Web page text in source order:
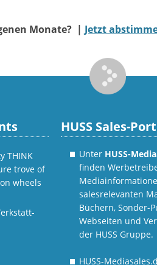
THINK
trove of
wheels
HUSS Sales-
Unter HUSS-
finden
salesrelevanten
Büchern, Sonder-
Webseiten und
der HUSS Gruppe.
HUSS-
Monate? | Jetzt